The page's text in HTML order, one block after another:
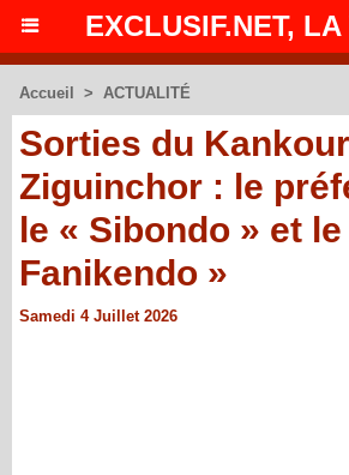
EXCLUSIF.NET,
Accueil > ACTUALITÉ
Sorties du
Ziguinchor : le
le « Sibondo » et le
Fanikendo »
Samedi 4 Juillet 2026